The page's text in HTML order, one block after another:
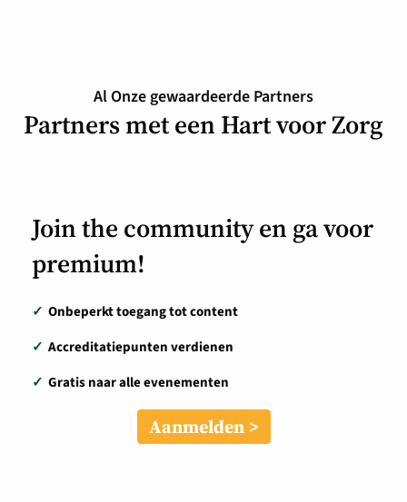
Al Onze gewaardeerde Partners
Partners met een Hart voor Zorg
Join the community en ga voor
premium!
✓ Onbeperkt toegang tot content
✓ Accreditatiepunten verdienen
✓ Gratis naar alle evenementen
Aanmelden